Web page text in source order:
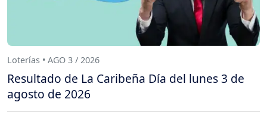
Loterías • AGO 3 / 2026
Resultado de La Caribeña Día del lunes 3 de
agosto de 2026